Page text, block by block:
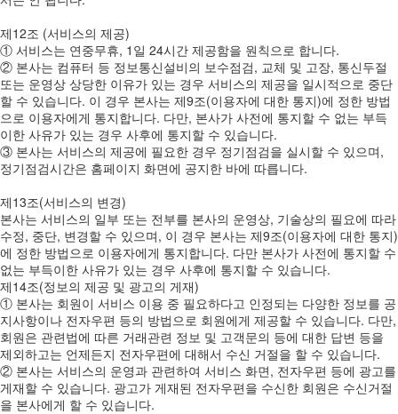
제12조 (서비스의 제공)
① 서비스는 연중무휴, 1일 24시간 제공함을 원칙으로 합니다.
② 본사는 컴퓨터 등 정보통신설비의 보수점검, 교체 및 고장, 통신두절
또는 운영상 상당한 이유가 있는 경우 서비스의 제공을 일시적으로 중단
할 수 있습니다. 이 경우 본사는 제9조(이용자에 대한 통지)에 정한 방법
으로 이용자에게 통지합니다. 다만, 본사가 사전에 통지할 수 없는 부득
이한 사유가 있는 경우 사후에 통지할 수 있습니다.
③ 본사는 서비스의 제공에 필요한 경우 정기점검을 실시할 수 있으며,
정기점검시간은 홈페이지 화면에 공지한 바에 따릅니다.
제13조(서비스의 변경)
본사는 서비스의 일부 또는 전부를 본사의 운영상, 기술상의 필요에 따라
수정, 중단, 변경할 수 있으며, 이 경우 본사는 제9조(이용자에 대한 통지)
에 정한 방법으로 이용자에게 통지합니다. 다만 본사가 사전에 통지할 수
없는 부득이한 사유가 있는 경우 사후에 통지할 수 있습니다.
제14조(정보의 제공 및 광고의 게재)
① 본사는 회원이 서비스 이용 중 필요하다고 인정되는 다양한 정보를 공
지사항이나 전자우편 등의 방법으로 회원에게 제공할 수 있습니다. 다만,
회원은 관련법에 따른 거래관련 정보 및 고객문의 등에 대한 답변 등을
제외하고는 언제든지 전자우편에 대해서 수신 거절을 할 수 있습니다.
② 본사는 서비스의 운영과 관련하여 서비스 화면, 전자우편 등에 광고를
게재할 수 있습니다. 광고가 게재된 전자우편을 수신한 회원은 수신거절
을 본사에게 할 수 있습니다.